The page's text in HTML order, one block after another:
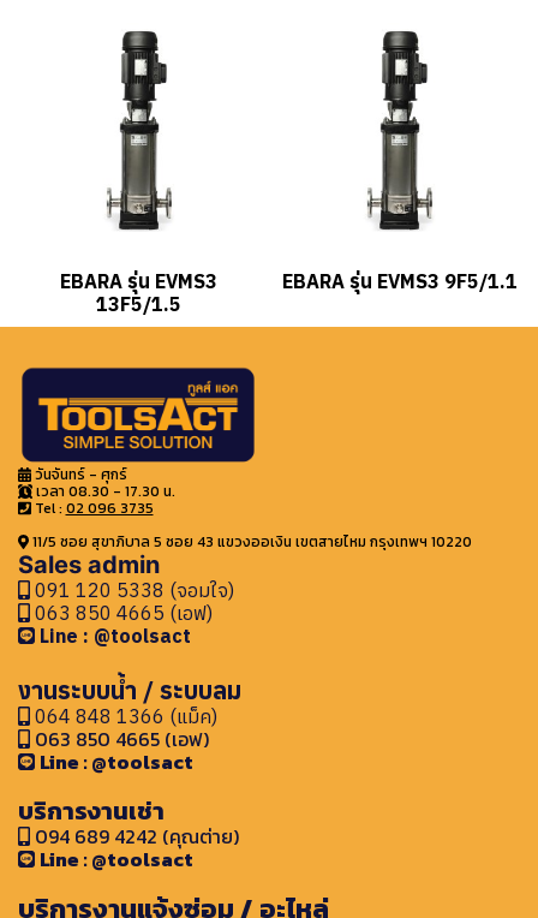
EBARA รุ่น EVMS3
13F5/1.5
EBARA รุ่น EVMS3 9F5/1.1
วันจันทร์ - ศุกร์
เวลา 08.30 - 17.30 น.
Tel : 02 096 3735
11/5 ซอย สุขาภิบาล 5 ซอย 43 แขวงออเงิน เขตสายไหม กรุงเทพฯ 10220
Sales admin
091 120 5338 (จอมใจ)
063 850 4665 (เอฟ)
Line : @toolsact
งานระบบน้ำ / ระบบลม
064 848 1366 (แม็ค)
063 850 4665 (เอฟ)
Line : @toolsact
บริการงานเช่า
094 689 4242 (คุณต่าย)
Line : @toolsact
บริการงานแจ้งซ่อม / อะไหล่